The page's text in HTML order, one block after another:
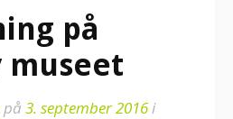
på
museet
på 3. september 2016i